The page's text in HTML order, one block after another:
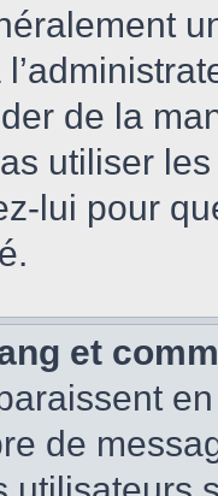
de la
utiliser
lui pour
et
de